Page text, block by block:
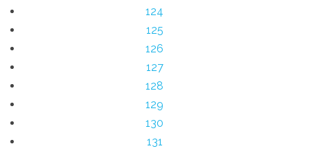
124
125
126
127
128
129
130
131